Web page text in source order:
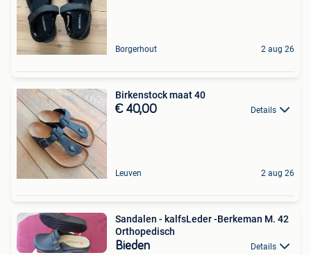
Borgerhout 2 aug 26
Birkenstock maat 40
€ 40,00 Details
Leuven 2 aug 26
Sandalen - kalfsLeder -Berkeman M. 42
Orthopedisch
Bieden Details